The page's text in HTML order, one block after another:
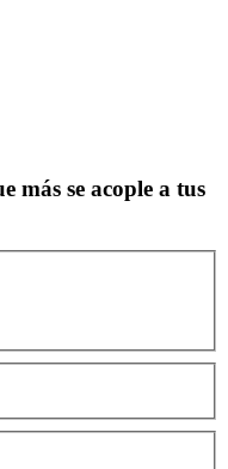
más se acople a tus